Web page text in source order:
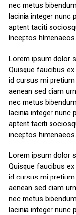
nec metus
lacinia integer nunc
aptent taciti
inceptos himenaeos.
Lorem ipsum dolor
Quisque faucibus
id cursus mi
aenean sed diam
nec metus
lacinia integer nunc
aptent taciti
inceptos himenaeos.
Lorem ipsum dolor
Quisque faucibus
id cursus mi
aenean sed diam
nec metus
lacinia integer nunc